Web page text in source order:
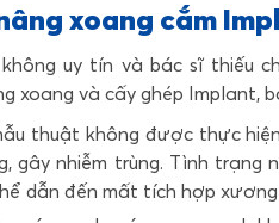
xoang cắm
uy tín và bác sĩ thiếu
xoang và cấy ghép Implant,
thuật không được thực
gây nhiễm trùng. Tình trạng
dẫn đến mất tích hợp xương